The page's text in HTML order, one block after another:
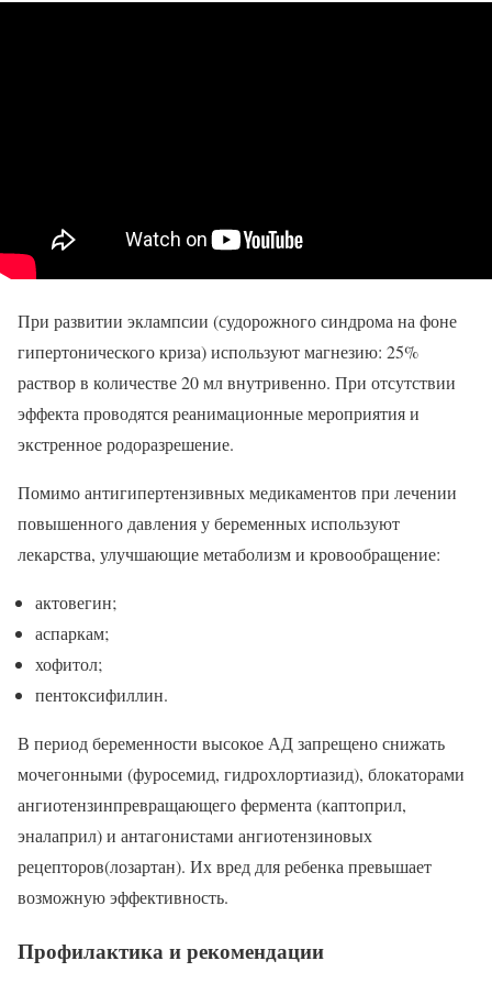
При развитии эклампсии (судорожного синдрома на фоне
гипертонического криза) используют магнезию: 25%
раствор в количестве 20 мл внутривенно. При отсутствии
эффекта проводятся реанимационные мероприятия и
экстренное родоразрешение.
Помимо антигипертензивных медикаментов при лечении
повышенного давления у беременных используют
лекарства, улучшающие метаболизм и кровообращение:
актовегин;
аспаркам;
хофитол;
пентоксифиллин.
В период беременности высокое АД запрещено снижать
мочегонными (фуросемид, гидрохлортиазид), блокаторами
ангиотензинпревращающего фермента (каптоприл,
эналаприл) и антагонистами ангиотензиновых
рецепторов(лозартан). Их вред для ребенка превышает
возможную эффективность.
Профилактика и рекомендации